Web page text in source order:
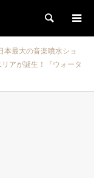
検索
本最大の音楽噴水ショ
アが誕生！『ウォータ